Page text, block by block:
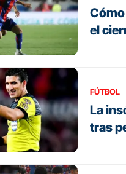
el
FÚTBOL
La
tras